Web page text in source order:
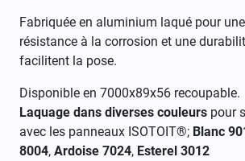
Fabriquée en aluminium laqué pour
résistance à la corrosion et une
facilitent la pose.
Disponible en 7000x89x56 recoupable.
Laquage dans diverses couleurs pour
avec les panneaux ISOTOIT®; Blanc
8004, Ardoise 7024, Esterel 3012